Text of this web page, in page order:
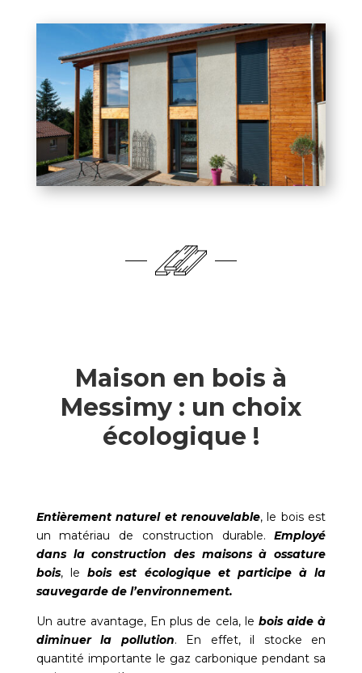
Maison en bois à
Messimy : un choix
écologique !
Entièrement naturel et renouvelable, le bois est
un matériau de construction durable.Employé
dans la construction des maisons à ossature
bois, lebois est écologique et participe à la
sauvegarde de l’environnement.
Un autre avantage, En plus de cela, le bois aide à
diminuer la pollution. En effet, il stocke en
quantité importante le gaz carbonique pendant sa